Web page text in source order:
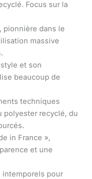
Focus sur la
pionnière dans le
massive
et son
beaucoup de
techniques
polyester recyclé, du
in France »,
et une
intemporels pour